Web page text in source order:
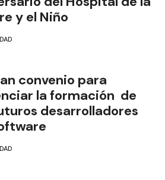
y el Niño
convenio para
la formación de
desarrolladores